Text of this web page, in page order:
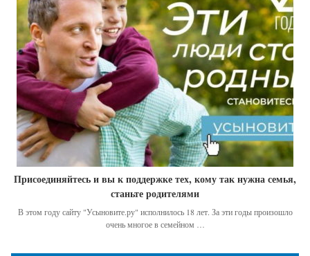
Присоединяйтесь и вы к поддержке тех, кому так нужна семья,
станьте родителями
В этом году сайту "Усыновите.ру" исполнилось 18 лет. За эти годы произошло
очень многое в семейном …